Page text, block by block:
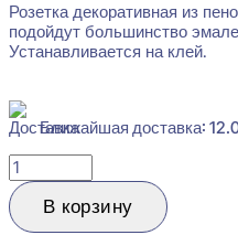
Evroplast 1.56.041 Розетка
5102₽ за штуку
Розетка декоративная из
подойдут большинство
Устанавливается на клей.
Ближайшая доставка:
Количество
товара
Evroplast
1.56.041
В корзину